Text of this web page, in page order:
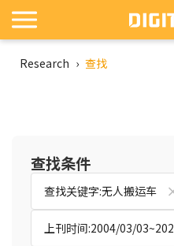
Research › 查找
查找条件
查找关键字:无人搬运车
上刊时间:2004/03/